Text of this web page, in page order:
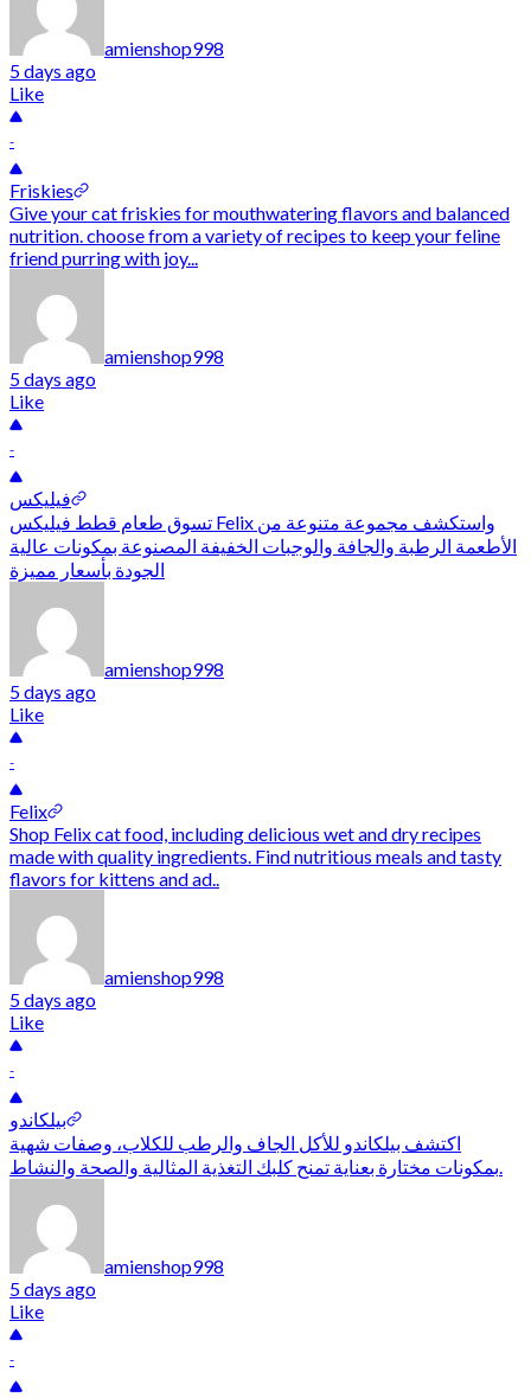
amienshop998
5 days ago
Like
-
Friskies
Give your cat friskies for mouthwatering flavors and balanced
nutrition. choose from a variety of recipes to keep your feline
friend purring with joy...
amienshop998
5 days ago
Like
-
فيليكس
تسوق طعام قطط فيليكس Felix واستكشف مجموعة متنوعة من
الأطعمة الرطبة والجافة والوجبات الخفيفة المصنوعة بمكونات عالية
الجودة بأسعار مميزة
amienshop998
5 days ago
Like
-
Felix
Shop Felix cat food, including delicious wet and dry recipes
made with quality ingredients. Find nutritious meals and tasty
flavors for kittens and ad..
amienshop998
5 days ago
Like
-
بيلكاندو
اكتشف بيلكاندو للأكل الجاف والرطب للكلاب، وصفات شهية
بمكونات مختارة بعناية تمنح كلبك التغذية المثالية والصحة والنشاط.
amienshop998
5 days ago
Like
-